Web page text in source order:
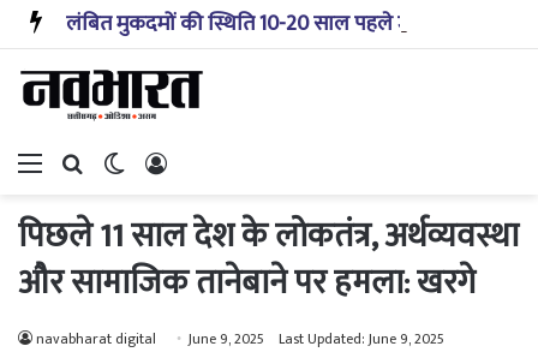
Menu Search forSwitch skin
पिछले 11 साल देश के लोकतंत्र, अर्थव्यवस्था
और सामाजिक तानेबाने पर हमला: खरगे
navabharat digital June 9, 2025 Last Updated: June 9, 2025